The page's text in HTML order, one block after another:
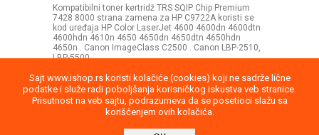
Sajt www.ishop.rs koristi kolačiće (cookies) koji ne sadrže lične
podatke i služe radi poboljšanja korisničkog iskustva veb stranice.
Prisutnost na veb sajtu, podrazumeva da se posetioci slažu sa
korišćenjem ovih kolačića.
Kompatibilni toner kertridž TRS SQIP Chip Premium
7428 8000 strana zamena za HP C9722A koristi se
kod uređaja HP Color LaserJet 4600 4600dn 4600dtn
4600hdn 4610n 4650 4650dn 4650dtn 4650hdn
4650n . Canon ImageClass C2500 . Canon LBP-2510,
LBP-5500 .